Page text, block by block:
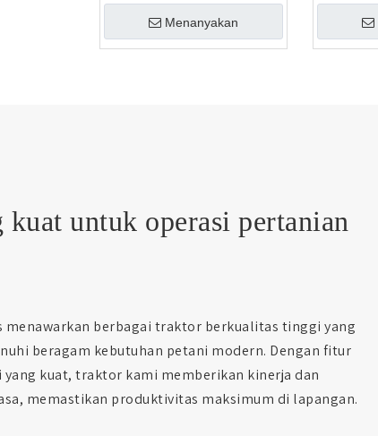
Menanyakan
untuk operasi pertanian
menawarkan berbagai traktor berkualitas tinggi yang
beragam kebutuhan petani modern. Dengan fitur
kuat, traktor kami memberikan kinerja dan
memastikan produktivitas maksimum di lapangan.